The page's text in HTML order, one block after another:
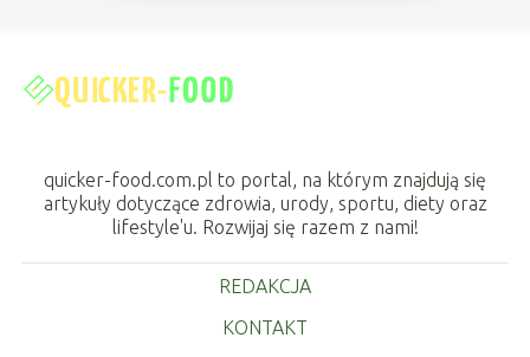
quicker-food.com.pl to portal, na którym znajdują się
artykuły dotyczące zdrowia, urody, sportu, diety oraz
lifestyle'u. Rozwijaj się razem z nami!
REDAKCJA
KONTAKT